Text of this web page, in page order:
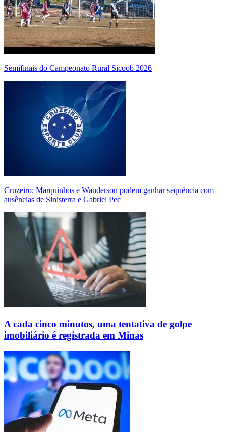
Semifinais do Campeonato Rural Sicoob 2026
Cruzeiro: Marquinhos e Wanderson podem ganhar sequência com
ausências de Sinisterra e Gabriel Pec
A cada cinco minutos, uma tentativa de golpe
imobiliário é registrada em Minas